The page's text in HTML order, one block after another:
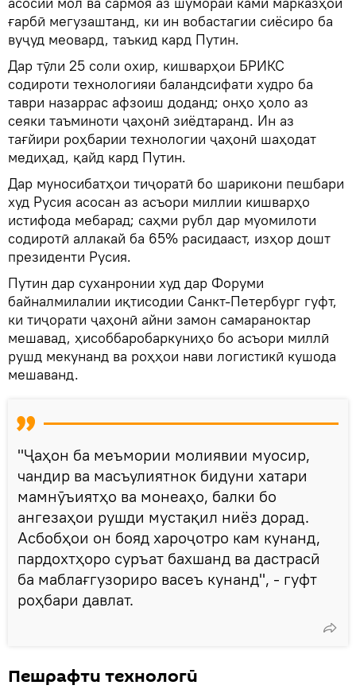
ғарбӣ мегузаштанд, ки ин вобастагии сиёсиро ба
вуҷуд меовард, таъкид кард Путин.
Дар тӯли 25 соли охир, кишварҳои БРИКС
содироти технологияи баландсифати худро ба
таври назаррас афзоиш доданд; онҳо ҳоло аз
сеяки таъминоти ҷаҳонӣ зиёдтаранд. Ин аз
тағйири роҳбарии технологии ҷаҳонӣ шаҳодат
медиҳад, қайд кард Путин.
Дар муносибатҳои тиҷоратӣ бо шарикони пешбари
худ Русия асосан аз асъори миллии кишварҳо
истифода мебарад; саҳми рубл дар муомилоти
содиротӣ аллакай ба 65% расидааст, изҳор дошт
президенти Русия.
Путин дар суханронии худ дар Форуми
байналмилалии иқтисодии Санкт-Петербург гуфт,
ки тиҷорати ҷаҳонӣ айни замон самараноктар
мешавад, ҳисоббаробаркуниҳо бо асъори миллӣ
рушд мекунанд ва роҳҳои нави логистикӣ кушода
мешаванд.
"Ҷаҳон ба меъмории молиявии муосир,
чандир ва масъулиятнок бидуни хатари
мамнӯъиятҳо ва монеаҳо, балки бо
ангезаҳои рушди мустақил ниёз дорад.
Асбобҳои он бояд хароҷотро кам кунанд,
пардохтҳоро суръат бахшанд ва дастрасӣ
ба маблағгузориро васеъ кунанд", - гуфт
роҳбари давлат.
Пешрафти технологӣ